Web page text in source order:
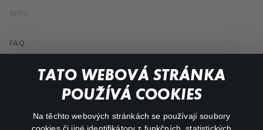
TATO WEBOVÁ STRÁNKA
POUŽÍVÁ COOKIES
Na těchto webových stránkách se používají soubory
Akční
FAQ
Můj účet
Důležité odkazy